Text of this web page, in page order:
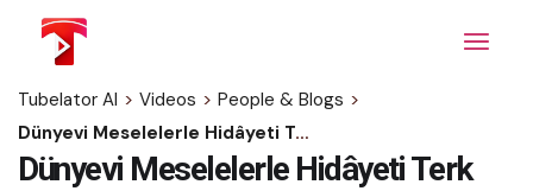
content
Tubelator AI > Videos > People & Blogs >
Dünyevi Meselelerle Hidâyeti Terk Eden Müslümanın Sapıklığı Neden Satın Aldığı
Dünyevi Meselelerle Hidâyeti Terk